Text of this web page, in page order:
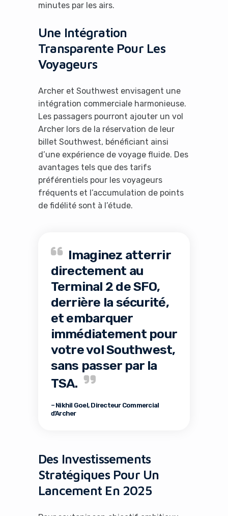
minutes par les airs.
Une Intégration
Transparente Pour Les
Voyageurs
Archer et Southwest envisagent une
intégration commerciale harmonieuse.
Les passagers pourront ajouter un vol
Archer lors de la réservation de leur
billet Southwest, bénéficiant ainsi
d’une expérience de voyage fluide. Des
avantages tels que des tarifs
préférentiels pour les voyageurs
fréquents et l’accumulation de points
de fidélité sont à l’étude.
Imaginez atterrir
directement au
Terminal 2 de SFO,
derrière la sécurité,
et embarquer
immédiatement pour
votre vol Southwest,
sans passer par la
TSA.
– Nikhil Goel, Directeur Commercial
d’Archer
Des Investissements
Stratégiques Pour Un
Lancement En 2025